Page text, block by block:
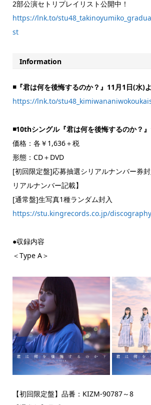
2部公演セトリプレイリスト公開中！
https://lnk.to/
st
Information
◾️『君は何を後悔するのか？』11月1日(
https://lnk.to/
◾️10thシングル『君は何を後悔するのか？
価格：各￥1,636＋税
形態：CD＋DVD
[初回限定盤]応募抽選シリアルナンバー券
リアルナンバー記載】
[通常盤]生写真1種ランダム封入
https://stu.kingrecords.co.jp/
●収録内容
＜Type A＞
【初回限定盤】品番：KIZM-90787～8